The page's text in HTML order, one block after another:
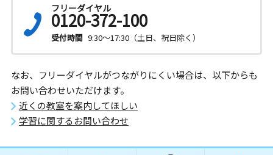
フリーダイヤル
0120-372-100
受付時間 9:30～17:30（土日、祝日除く）
なお、フリーダイヤルがつながりにくい場合は、以下からも
お問い合わせいただけます。
近くの教室を案内してほしい
学習に関するお問い合わせ